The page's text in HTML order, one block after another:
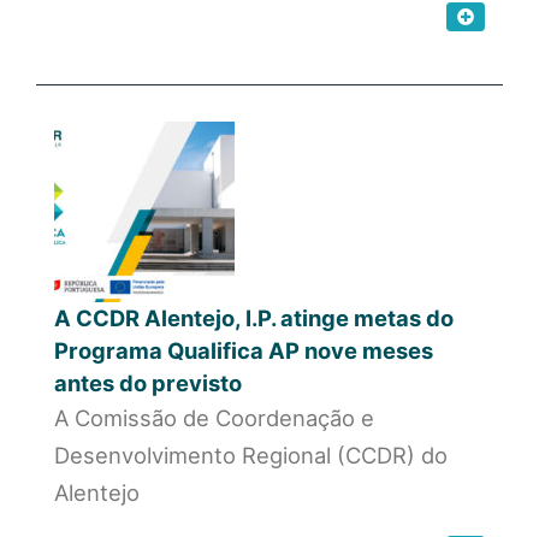
A CCDR Alentejo, I.P. atinge metas do
Programa Qualifica AP nove meses
antes do previsto
A Comissão de Coordenação e
Desenvolvimento Regional (CCDR) do
Alentejo